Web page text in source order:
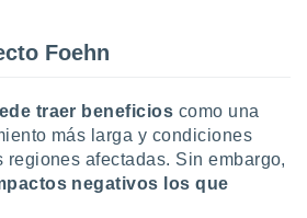
Foehn
traer beneficios como una
más larga y condiciones
regiones afectadas. Sin embargo,
negativos los que